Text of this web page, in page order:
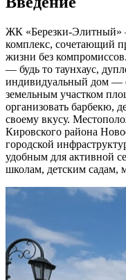
ЖК «Березки-Элитный»
комплекс, сочетающий
жизни без
— будь то таунхаус,
индивидуальный дом —
земельным участком
организовать барбекю,
своему вкусу.
Кировского района
городской
удобным для активной
школам, детским садам,